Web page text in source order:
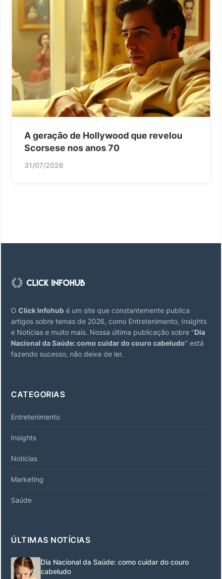
A geração de Hollywood que revelou
Scorsese nos anos 70
31/07/2026
O Click Infohub é um site que constantemente publica
artigos sobre temas de 2026, como Entretenimento, Insights
e Notícias e muito mais. Nossa última publicação sobre "Dia
Nacional da Saúde: como cuidar do couro cabeludo" está
fazendo sucesso, não deixe de ler.
CATEGORIAS
Entretenimento
Insights
Notícias
Marketing
Saúde
ÚLTIMAS NOTÍCIAS
Dia Nacional da Saúde: como cuidar do couro
cabeludo